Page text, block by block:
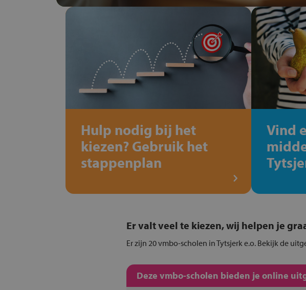
Hulp nodig bij het
kiezen? Gebruik het
stappenplan
Vind
Er valt veel te kiezen, wij helpen je
Er zijn 20 vmbo-scholen in Tytsjerk e.o. Bekijk de
Deze vmbo-scholen bieden je online